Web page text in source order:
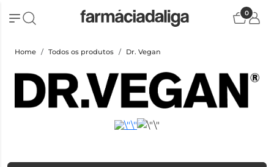
0
Home Todos os produtos Dr. Vegan